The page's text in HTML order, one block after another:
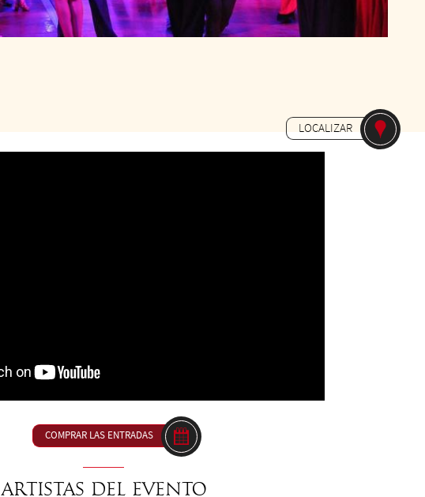
LOCALIZAR
COMPRAR LAS ENTRADAS
Artistas del evento